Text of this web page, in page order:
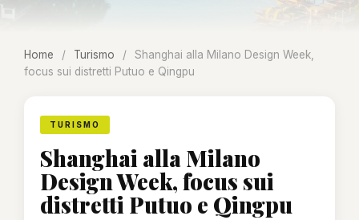
Home / Turismo /
Shanghai alla Milano Design Week,
focus sui distretti Putuo e Qingpu
TURISMO
Shanghai alla Milano
Design Week, focus sui
distretti Putuo e Qingpu